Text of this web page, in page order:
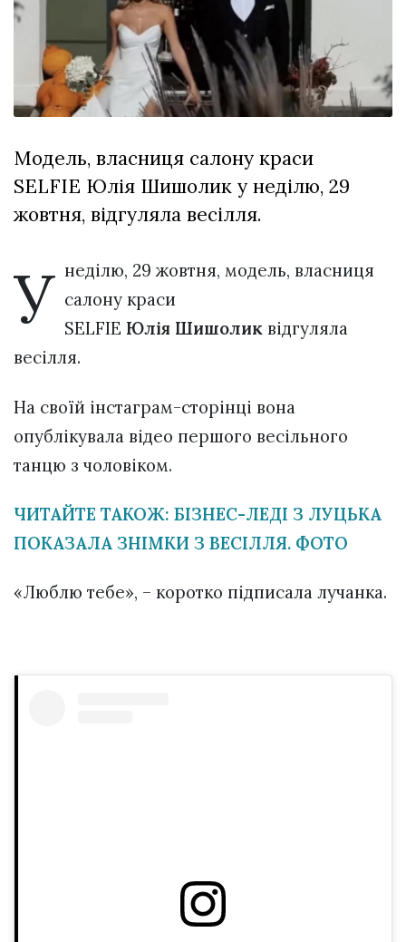
залишив у
Луцьку
три...
27 Липня 2026
741 переглядів
Всі розділи
Лайф
Афіша
ZONE 18+
Політика конфіденційності
Модель, власниця салону краси
SELFIE Юлія Шишолик у неділю, 29
жовтня, відгуляла весілля.
У неділю, 29 жовтня, модель, власниця
салону краси
SELFIE Юлія Шишолик відгуляла
весілля.
На своїй інстаграм-сторінці вона
опублікувала відео першого весільного
танцю з чоловіком.
ЧИТАЙТЕ ТАКОЖ: БІЗНЕС-ЛЕДІ З ЛУЦЬКА
ПОКАЗАЛА ЗНІМКИ З ВЕСІЛЛЯ. ФОТО
«Люблю тебе», – коротко підписала лучанка.